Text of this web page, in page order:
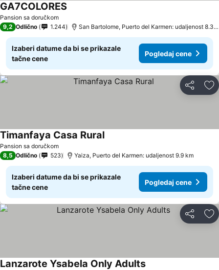
Pansion sa doručkom
GA7COLORES
9,2 Odlično 1.244 San Bartolome, Puerto del Karmen: udaljenost 8.3 km
Izaberi datume da bi se prikazale
tačne cene
Pogledaj cene
Deli
Pansion sa doručkom
Timanfaya Casa Rural
8,5 Odlično 523 Yaiza, Puerto del Karmen: udaljenost 9.9 km
Izaberi datume da bi se prikazale
tačne cene
Pogledaj cene
Deli
Lanzarote Ysabela Only Adults